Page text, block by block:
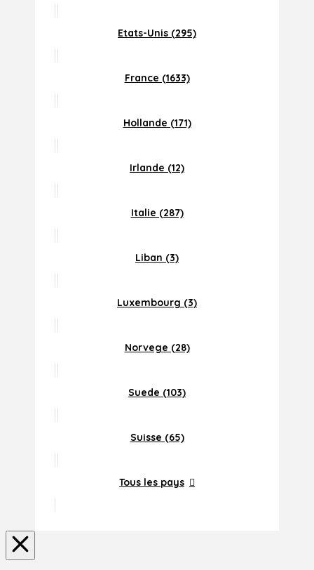
Etats-Unis (295)
France (1633)
Hollande (171)
Irlande (12)
Italie (287)
Liban (3)
Luxembourg (3)
Norvege (28)
Suede (103)
Suisse (65)
Tous les pays